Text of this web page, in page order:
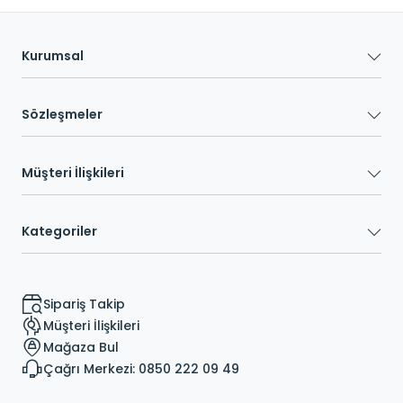
Kurumsal
Sözleşmeler
Müşteri İlişkileri
Kategoriler
Sipariş Takip
Müşteri İlişkileri
Mağaza Bul
Çağrı Merkezi: 0850 222 09 49